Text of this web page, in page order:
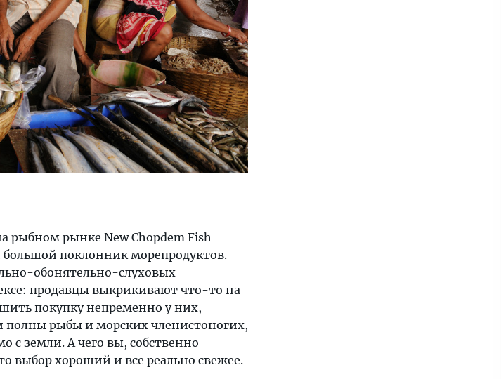
рыбном рынке New Chopdem Fish
поклонник морепродуктов.
обонятельно-слуховых
продавцы выкрикивают что-то на
покупку непременно у них,
полны рыбы и морских членистоногих,
с земли. А чего вы, собственно
выбор хороший и все реально свежее.